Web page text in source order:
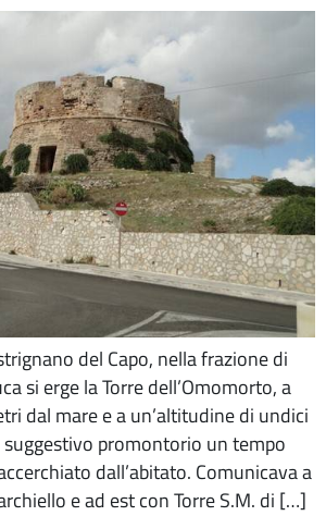
del Capo, nella frazione di
si erge la Torre dell’Omomorto, a
dal mare e a un’altitudine di undici
promontorio un tempo
dall’abitato. Comunicava a
e ad est con Torre S.M. di […]